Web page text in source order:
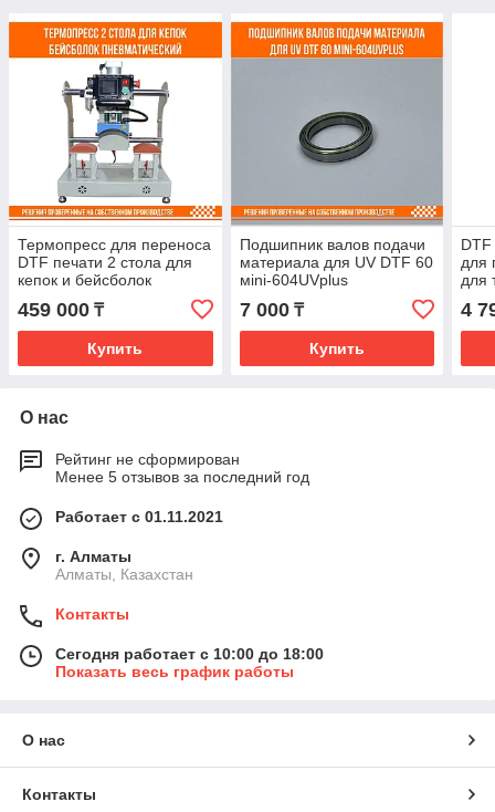
Термопресс для переноса
DTF печати 2 стола для
кепок и бейсболок
пневматический
459 000 ₸
Купить
Подшипник валов подачи
материала для UV DTF 60
мini-604UVplus
7 000₸
Купить
для
для
4
О нас
Рейтинг не сформирован
Менее 5 отзывов за последний год
Работает с 01.11.2021
г. Алматы
Алматы, Казахстан
Контакты
Сегодня работает с 10:00 до 18:00
Показать весь график работы
О нас
Контакты